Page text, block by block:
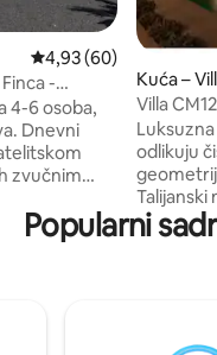
Prosječna ocjena:
4,93 (60)
-
4-6 osoba,
Dnevni
zvučnim
ploča za
Kuća –
Villa CM12
odlikuju
Talijanski
obrade
Prozori
Popularni